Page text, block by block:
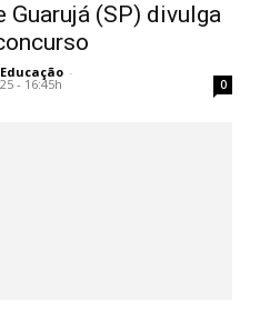
Guarujá (SP) divulga
-
- 16:45h 0